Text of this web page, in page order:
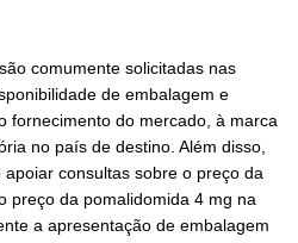
comumente solicitadas nas
de embalagem e
fornecimento do mercado, à marca
no país de destino. Além disso,
consultas sobre o preço da
preço da pomalidomida 4 mg na
a apresentação de embalagem